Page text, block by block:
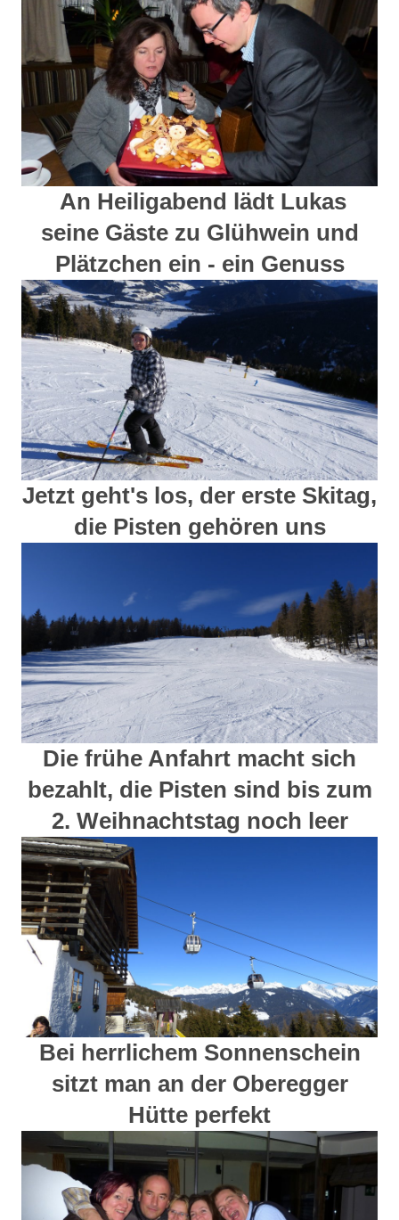
An Heiligabend lädt Lukas
seine Gäste zu Glühwein und
Plätzchen ein - ein Genuss
Jetzt geht's los, der erste Skitag,
die Pisten gehören uns
Die frühe Anfahrt macht sich
bezahlt, die Pisten sind bis zum
2. Weihnachtstag noch leer
Bei herrlichem Sonnenschein
sitzt man an der Oberegger
Hütte perfekt